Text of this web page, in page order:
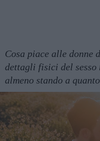
Cosa piace alle donne
dettagli fisici del sesso
almeno stando a